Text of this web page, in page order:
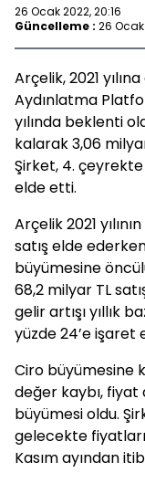
26 Ocak 2022, 20:16
Güncelleme : 26 Ocak
Arçelik, 2021
Aydınlatma
yılında beklenti
kalarak 3,06
Şirket, 4.
elde etti.
Arçelik 2021
satış elde
büyümesine
68,2 milyar TL
gelir artışı yıllık
yüzde 24’e işaret
Ciro büyümesine
değer kaybı, fiyat
büyümesi oldu.
gelecekte
Kasım ayından